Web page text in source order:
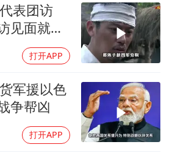
29岁依旧是小孩 外婆偷偷给孙女塞钱
985博士后被曝在妻子孕期出轨后续
如何把百年大党建设得更加坚强有力？
表团访
见面就喊
打开APP
军援以色
争帮凶
打开APP